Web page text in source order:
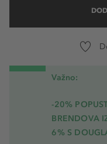
Važno:
-20%
BRENDOVA
6% S